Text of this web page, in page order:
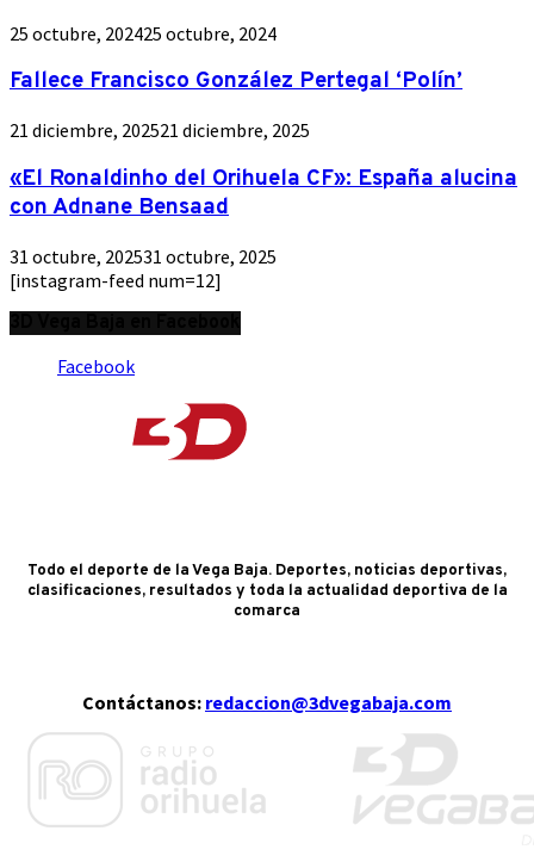
25 octubre, 202425 octubre, 2024
Fallece Francisco González Pertegal ‘Polín’
21 diciembre, 202521 diciembre, 2025
«El Ronaldinho del Orihuela CF»: España alucina
con Adnane Bensaad
31 octubre, 202531 octubre, 2025
[instagram-feed num=12]
Facebook
Todo el deporte de la Vega Baja. Deportes, noticias deportivas,
clasificaciones, resultados y toda la actualidad deportiva de la
comarca
Contáctanos: redaccion@3dvegabaja.com